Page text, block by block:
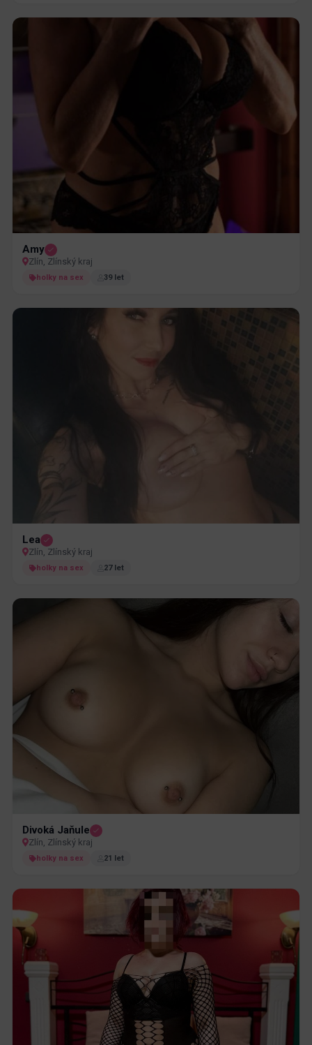
Amy
Zlín, Zlínský kraj
holky na sex 39 let
Lea
Zlín, Zlínský kraj
holky na sex 27 let
Divoká Jaňule
Zlín, Zlínský kraj
holky na sex 21 let